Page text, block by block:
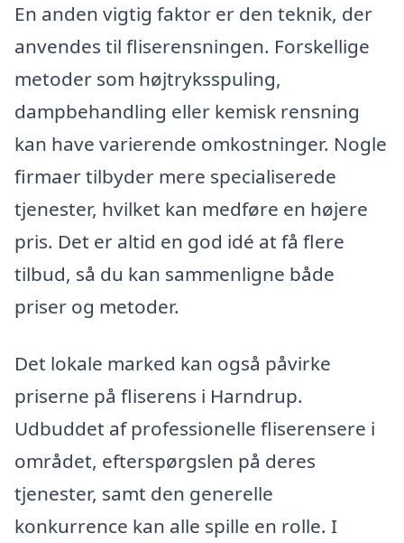
En anden vigtig faktor er den teknik, der
anvendes til fliserensningen. Forskellige
metoder som højtryksspuling,
dampbehandling eller kemisk rensning
kan have varierende omkostninger. Nogle
firmaer tilbyder mere specialiserede
tjenester, hvilket kan medføre en højere
pris. Det er altid en god idé at få flere
tilbud, så du kan sammenligne både
priser og metoder.
Det lokale marked kan også påvirke
priserne på fliserens i Harndrup.
Udbuddet af professionelle fliserensere i
området, efterspørgslen på deres
tjenester, samt den generelle
konkurrence kan alle spille en rolle. I